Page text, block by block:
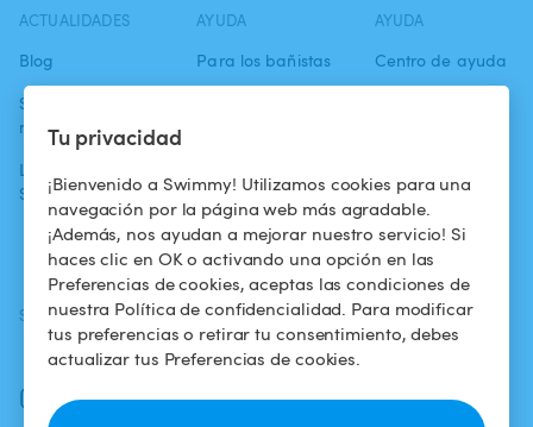
Tu privacidad
¡Bienvenido a Swimmy! Utilizamos cookies para una
navegación por la página web más agradable.
¡Además, nos ayudan a mejorar nuestro servicio! Si
haces clic en OK o activando una opción en las
Preferencias de cookies, aceptas las condiciones de
nuestra Política de confidencialidad. Para modificar
tus preferencias o retirar tu consentimiento, debes
actualizar tus Preferencias de cookies.
ACTUALIDADES
Blog
Swimmy en los
medios
La aventura
Swimmy
AYUDA
Para los bañistas
piscina
¿Cómo funciona?
AYUDA
Centro de ayuda
confidencialidad
Aviso legal
SÍGUENOS
Facebook
Instagram
DESCARGAR LA APP